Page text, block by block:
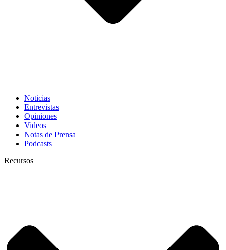
Noticias
Entrevistas
Opiniones
Videos
Notas de Prensa
Podcasts
Recursos